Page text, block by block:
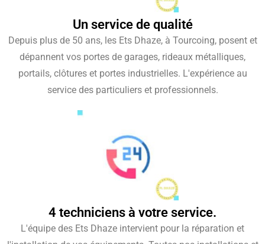
Un service de qualité
Depuis plus de 50 ans, les Ets Dhaze, à Tourcoing, posent et
dépannent vos portes de garages, rideaux métalliques,
portails, clôtures et portes industrielles. L'expérience au
service des particuliers et professionnels.
4 techniciens à votre service.
L'équipe des Ets Dhaze intervient pour la réparation et